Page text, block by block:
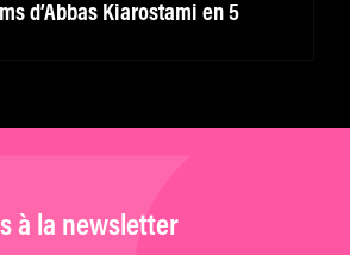
d’Abbas Kiarostami en 5
à la newsletter